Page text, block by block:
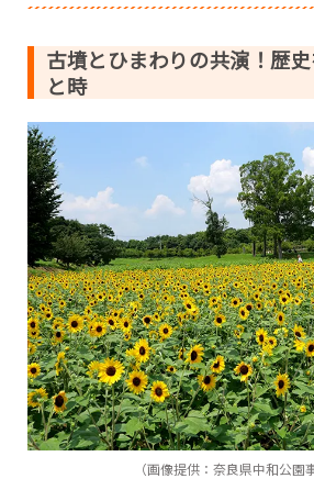
古墳とひまわりの共演！歴
と時
（画像提供：奈良県中和公園